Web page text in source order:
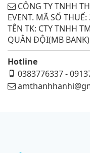
CÔNG TY TNHH
EVENT. MÃ SỐ
TÊN TK: CTY TNHH
QUÂN ĐỘI(MB BANK)
Hotline
0383776337 -